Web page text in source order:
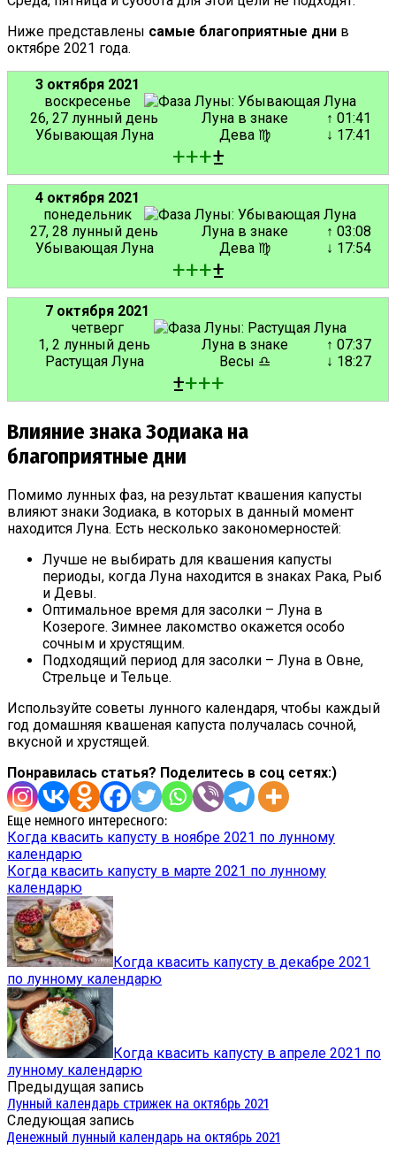
Ниже представлены самые благоприятные дни в
октябре 2021 года.
3 октября 2021
воскресенье
26, 27 лунный день
Убывающая Луна
Луна в знаке
Дева ♍
↑ 01:41
↓ 17:41
+++±
4 октября 2021
понедельник
27, 28 лунный день
Убывающая Луна
Луна в знаке
Дева ♍
↑ 03:08
↓ 17:54
+++±
7 октября 2021
четверг
1, 2 лунный день
Растущая Луна
Луна в знаке
Весы ♎
↑ 07:37
↓ 18:27
±+++
Влияние знака Зодиака на
благоприятные дни
Помимо лунных фаз, на результат квашения капусты
влияют знаки Зодиака, в которых в данный момент
находится Луна. Есть несколько закономерностей:
Лучше не выбирать для квашения капусты
периоды, когда Луна находится в знаках Рака, Рыб
и Девы.
Оптимальное время для засолки – Луна в
Козероге. Зимнее лакомство окажется особо
сочным и хрустящим.
Подходящий период для засолки – Луна в Овне,
Стрельце и Тельце.
Используйте советы лунного календаря, чтобы каждый
год домашняя квашеная капуста получалась сочной,
вкусной и хрустящей.
Понравилась статья? Поделитесь в соц сетях:)
Еще немного интересного:
Когда квасить капусту в ноябре 2021 по лунному
календарю
Когда квасить капусту в марте 2021 по лунному
календарю
Когда квасить капусту в декабре 2021
по лунному календарю
Когда квасить капусту в апреле 2021 по
лунному календарю
Предыдущая запись
Лунный календарь стрижек на октябрь 2021
Следующая запись
Денежный лунный календарь на октябрь 2021